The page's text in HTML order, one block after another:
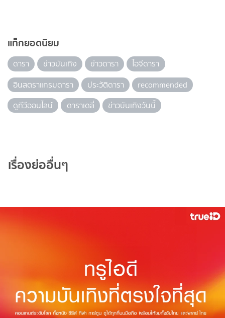
แท็กยอดนิยม
ดารา ข่าวบันเทิง ข่าวดารา
ไอจีดารา
อินสตราแกรมดารา
ประวัติดารา
recommended
ดูทีวีออนไลน์
ดาราเดลี่ ข่าวบันเทิงวันนี้
เรื่องย่ออื่นๆ